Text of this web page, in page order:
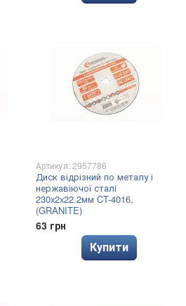
Артикул: 2957786
Диск відрізний по металу і
нержавіючої сталі
230x2x22.2мм CT-4016,
(GRANITE)
63 грн
Купити